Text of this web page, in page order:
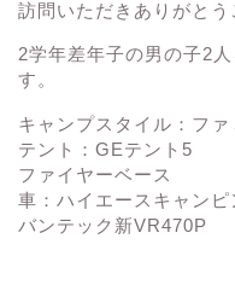
訪問いただきありがとう
2学年差年子の男の子2
す。
キャンプスタイル：ファ
テント：GEテント5
ファイヤーベース
車：ハイエースキャンピ
バンテック新VR470P